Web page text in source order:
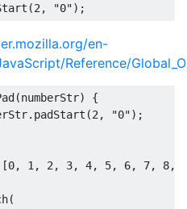
(2 , "0");
en-
Reference/
(numberStr)
{
. padStart (2 , "0");
[0, 1 , 2 , 3, 4, 5, 6, 7, 8,
(